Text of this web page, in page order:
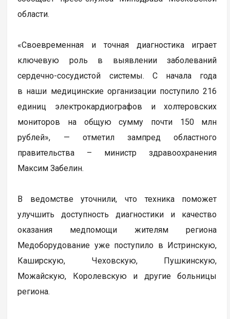
области.
«Своевременная и точная диагностика играет
ключевую роль в выявлении заболеваний
сердечно-сосудистой системы. С начала года
в наши медицинские организации поступило 216
единиц электрокардиографов и холтеровских
мониторов на общую сумму почти 150 млн
рублей», — отметил зампред областного
правительства – министр здравоохранения
Максим Забелин.
В ведомстве уточнили, что техника поможет
улучшить доступность диагностики и качество
оказания медпомощи жителям региона
Медоборудование уже поступило в Истринскую,
Каширскую, Чеховскую, Пушкинскую,
Можайскую, Королевскую и другие больницы
региона.